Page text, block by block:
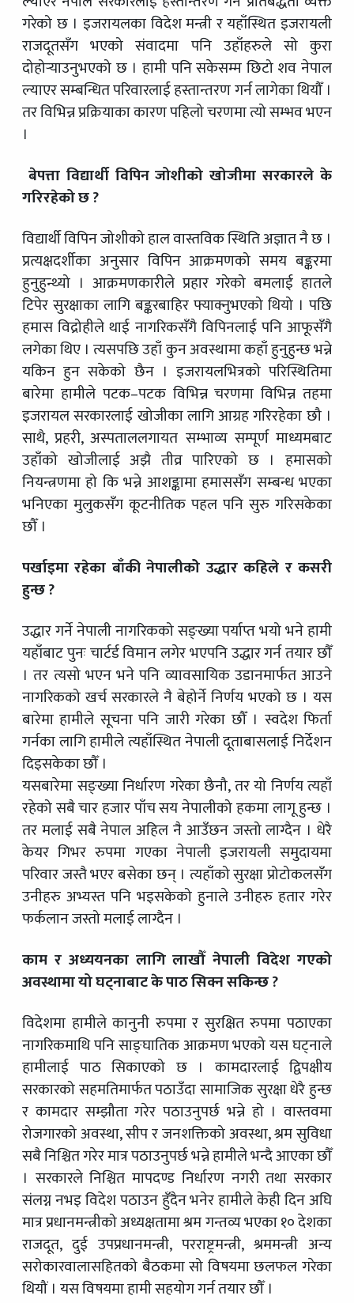
गरेको छ । इजरायलका विदेश मन्त्री र यहाँस्थित इजरायली
राजदूतसँग भएको संवादमा पनि उहाँहरुले सो कुरा
दोहोर्‍याउनुभएको छ । हामी पनि सकेसम्म छिटो शव नेपाल
ल्याएर सम्बन्धित परिवारलाई हस्तान्तरण गर्न लागेका थियौँ ।
तर विभिन्न प्रक्रियाका कारण पहिलो चरणमा त्यो सम्भव भएन
।
बेपत्ता विद्यार्थी विपिन जोशीको खोजीमा सरकारले के
गरिरहेको छ ?
विद्यार्थी विपिन जोशीको हाल वास्तविक स्थिति अज्ञात नै छ ।
प्रत्यक्षदर्शीका अनुसार विपिन आक्रमणको समय बङ्करमा
हुनुहुन्थ्यो । आक्रमणकारीले प्रहार गरेको बमलाई हातले
टिपेर सुरक्षाका लागि बङ्करबाहिर फ्याक्नुभएको थियो । पछि
हमास विद्रोहीले थाई नागरिकसँगै विपिनलाई पनि आफूसँगै
लगेका थिए । त्यसपछि उहाँ कुन अवस्थामा कहाँ हुनुहुन्छ भन्ने
यकिन हुन सकेको छैन । इजरायलभित्रको परिस्थितिमा
बारेमा हामीले पटक–पटक विभिन्न चरणमा विभिन्न तहमा
इजरायल सरकारलाई खोजीका लागि आग्रह गरिरहेका छौ ।
साथै, प्रहरी, अस्पताललगायत सम्भाव्य सम्पूर्ण माध्यमबाट
उहाँको खोजीलाई अझै तीव्र पारिएको छ । हमासको
नियन्त्रणमा हो कि भन्ने आशङ्कामा हमाससँग सम्बन्ध भएका
भनिएका मुलुकसँग कूटनीतिक पहल पनि सुरु गरिसकेका
छौँ ।
पर्खाइमा रहेका बाँकी नेपालीकोे उद्धार कहिले र कसरी
हुन्छ ?
उद्धार गर्ने नेपाली नागरिकको सङ्ख्या पर्याप्त भयो भने हामी
यहाँबाट पुनः चार्टर्ड विमान लगेर भएपनि उद्धार गर्न तयार छौँ
। तर त्यसो भएन भने पनि व्यावसायिक उडानमार्फत आउने
नागरिकको खर्च सरकारले नै बेहोर्ने निर्णय भएको छ । यस
बारेमा हामीले सूचना पनि जारी गरेका छौँ । स्वदेश फिर्ता
गर्नका लागि हामीले त्यहाँस्थित नेपाली दूताबासलाई निर्देशन
दिइसकेका छौँ ।
यसबारेमा सङ्ख्या निर्धारण गरेका छैनौ, तर यो निर्णय त्यहाँ
रहेको सबै चार हजार पाँच सय नेपालीको हकमा लागू हुन्छ ।
तर मलाई सबै नेपाल अहिल नै आउँछन जस्तो लाग्दैन । धेरै
केयर गिभर रुपमा गएका नेपाली इजरायली समुदायमा
परिवार जस्तै भएर बसेका छन् । त्यहाँको सुरक्षा प्रोटोकलसँग
उनीहरु अभ्यस्त पनि भइसकेको हुनाले उनीहरु हतार गरेर
फर्कलान जस्तो मलाई लाग्दैन ।
काम र अध्ययनका लागि लाखौँ नेपाली विदेश गएको
अवस्थामा यो घट्नाबाट के पाठ सिक्न सकिन्छ ?
विदेशमा हामीले कानुनी रुपमा र सुरक्षित रुपमा पठाएका
नागरिकमाथि पनि साङ्घातिक आक्रमण भएको यस घट्नाले
हामीलाई पाठ सिकाएको छ । कामदारलाई द्विपक्षीय
सरकारको सहमतिमार्फत पठाउँदा सामाजिक सुरक्षा धेरै हुन्छ
र कामदार सम्झौता गरेर पठाउनुपर्छ भन्ने हो । वास्तवमा
रोजगारको अवस्था, सीप र जनशक्तिको अवस्था, श्रम सुविधा
सबै निश्चित गरेर मात्र पठाउनुपर्छ भन्ने हामीले भन्दै आएका छौँ
। सरकारले निश्चित मापदण्ड निर्धारण नगरी तथा सरकार
संलग्न नभइ विदेश पठाउन हुँदैन भनेर हामीले केही दिन अघि
मात्र प्रधानमन्त्रीको अध्यक्षतामा श्रम गन्तव्य भएका १० देशका
राजदूत, दुई उपप्रधानमन्त्री, परराष्ट्रमन्त्री, श्रममन्त्री अन्य
सरोकारवालासहितको बैठकमा सो विषयमा छलफल गरेका
थियौं । यस विषयमा हामी सहयोग गर्न तयार छौँ ।